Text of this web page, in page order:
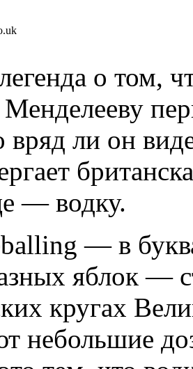
о том,
вряд ли он
— водку.
— в
яблок —
кругах
небольшие